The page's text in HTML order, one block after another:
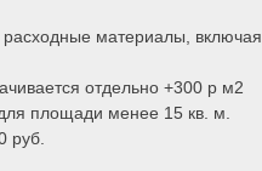
материалы, включая
отдельно +300 р м2
площади менее 15 кв. м.
руб.